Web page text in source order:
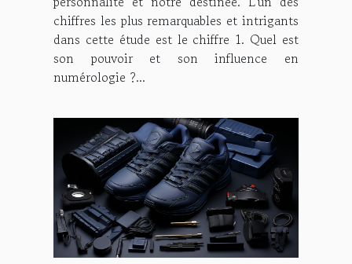
chiffres les plus remarquables et intrigants
dans cette étude est le chiffre 1. Quel est
son pouvoir et son influence en
numérologie ?...